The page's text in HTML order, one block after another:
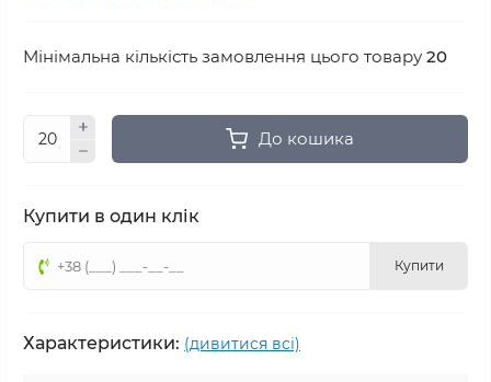
Мінімальна кількість замовлення цього товару 20
До кошика
Купити в один клік
Купити
Характеристики: (дивитися всі)